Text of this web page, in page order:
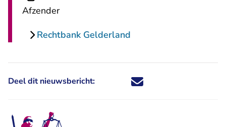
Afzender
Rechtbank Gelderland
Deel dit nieuwsbericht: Deel dit nieuwsbericht via X -
Deel dit nieuwsbericht via
Deel dit nieuwsbericht
Deel dit